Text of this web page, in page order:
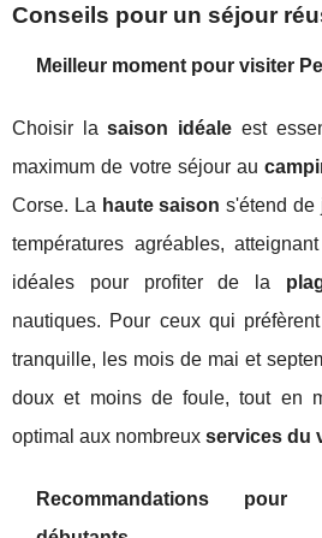
Conseils pour un séjour
Meilleur moment pour visiter
Choisir lasaison idéale est
maximum de votre séjour au
Corse. La haute saison s'étend de
températures agréables,
idéales pour profiter de la
nautiques. Pour ceux qui
tranquille, les mois de mai et
doux et moins de foule, tout en
optimal aux nombreux services du
Recommandations pour